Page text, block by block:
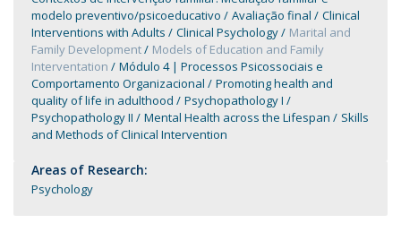
modelo preventivo/psicoeducativo
Avaliação final
Clinical
Interventions with Adults
Clinical Psychology
Marital and
Family Development
Models of Education and Family
Interventation
Módulo 4 | Processos Psicossociais e
Comportamento Organizacional
Promoting health and
quality of life in adulthood
Psychopathology I
Psychopathology II
Mental Health across the Lifespan
Skills
and Methods of Clinical Intervention
Areas of Research:
Psychology